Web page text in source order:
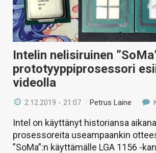
KAUPPA
VAIHDA TEEMA
HAKU
Intelin nelisiruinen
prototyyppiprosessori
videolla
2.12.2019 - 21:07 /Petrus Laine
Intel on käyttänyt historiansa
prosessoreita useampaankin
”SoMa”:n käyttämälle LGA 1156 -